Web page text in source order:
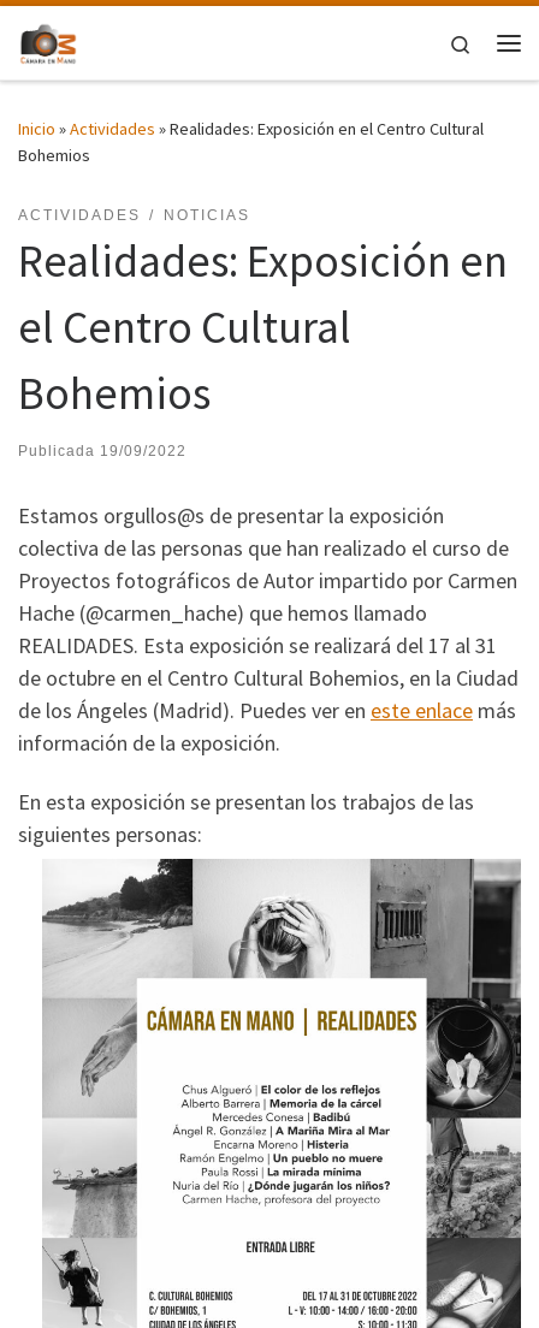
Saltar al contenido
Search
Inicio »Actividades »Realidades: Exposición en el Centro Cultural
Bohemios
ACTIVIDADES NOTICIAS
Realidades: Exposición en
el Centro Cultural
Bohemios
Publicada 19/09/2022
Estamos orgullos@s de presentar la exposición
colectiva de las personas que han realizado el curso de
Proyectos fotográficos de Autor impartido por Carmen
Hache (@carmen_hache) que hemos llamado
REALIDADES. Esta exposición se realizará del 17 al 31
de octubre en el Centro Cultural Bohemios, en la Ciudad
de los Ángeles (Madrid). Puedes ver en este enlace más
información de la exposición.
En esta exposición se presentan los trabajos de las
siguientes personas: